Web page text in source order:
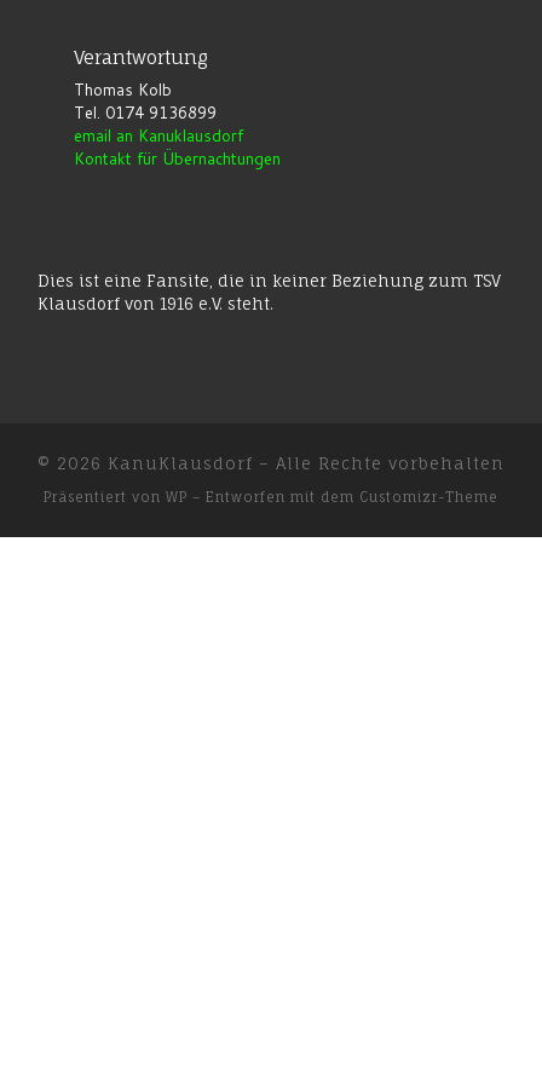
Verantwortung
Thomas Kolb
Tel. 0174 9136899
email an Kanuklausdorf
Kontakt für Übernachtungen
Dies ist eine Fansite, die in keiner Beziehung zum TSV
Klausdorf von 1916 e.V. steht.
© 2026 KanuKlausdorf – Alle Rechte vorbehalten
Präsentiert von WP – Entworfen mit dem Customizr-Theme